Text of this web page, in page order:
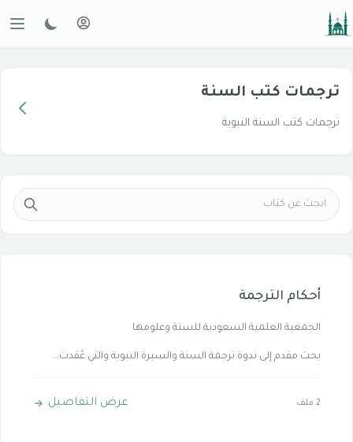
ترجمات كتب السنة
ترجمات كتب السنة النبوية
أحكام الترجمة
الجمعية العلمية السعودية للسنة وعلومها
بحث مقدم إلى ندوة ترجمة السنة والسيرة النبوية والتي عُقدت...
2 ملف عرض التفاصيل